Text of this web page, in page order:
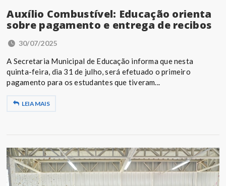
Auxílio Combustível: Educação orienta
sobre pagamento e entrega de recibos
30/07/2025
A Secretaria Municipal de Educação informa que nesta
quinta-feira, dia 31 de julho, será efetuado o primeiro
pagamento para os estudantes que tiveram...
LEIA MAIS